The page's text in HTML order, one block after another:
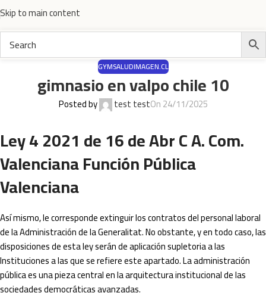
Skip to main content
GYMSALUDIMAGEN.CL
gimnasio en valpo chile 10
Posted by test testOn 24/11/2025
Ley 4 2021 de 16 de Abr C A. Com.
Valenciana Función Pública
Valenciana
Así mismo, le corresponde extinguir los contratos del personal laboral
de la Administración de la Generalitat. No obstante, y en todo caso, las
disposiciones de esta ley serán de aplicación supletoria a las
Instituciones a las que se refiere este apartado. La administración
pública es una pieza central en la arquitectura institucional de las
sociedades democráticas avanzadas.